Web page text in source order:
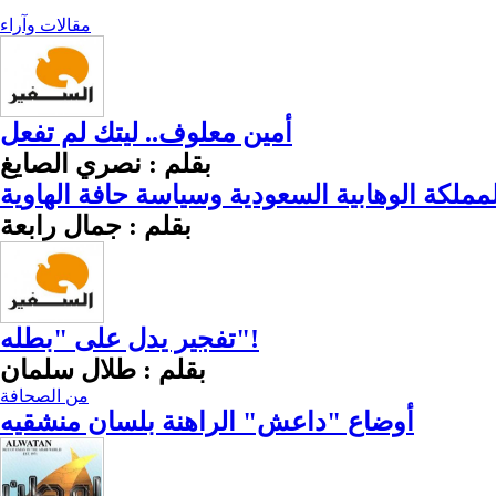
مقالات وآراء
أمين معلوف.. ليتك لم تفعل
بقلم : نصري الصايغ
الوهابية السعودية وسياسة حافة الهاوية
بقلم : جمال رابعة
تفجير يدل على "بطله"!
بقلم : طلال سلمان
من الصحافة
أوضاع "داعش" الراهنة بلسان منشقيه